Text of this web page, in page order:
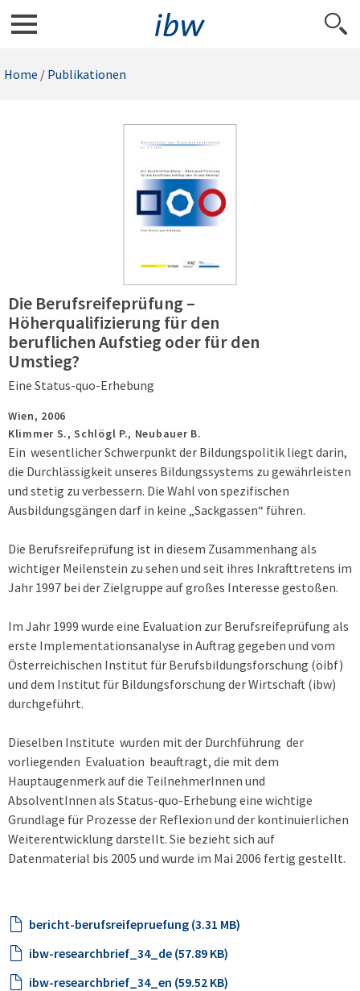
Home / Publikationen
Die Berufsreifeprüfung –
Höherqualifizierung für den
beruflichen Aufstieg oder für den
Umstieg?
Eine Status-quo-Erhebung
Wien, 2006
Klimmer S., Schlögl P., Neubauer B.
Ein wesentlicher Schwerpunkt der Bildungspolitik liegt darin,
die Durchlässigkeit unseres Bildungssystems zu gewährleisten
und stetig zu verbessern. Die Wahl von spezifischen
Ausbildungsgängen darf in keine „Sackgassen“ führen.
Die Berufsreifeprüfung ist in diesem Zusammenhang als
wichtiger Meilenstein zu sehen und seit ihres Inkrafttretens im
Jahr 1997 bei der Zielgruppe auf großes Interesse gestoßen.
Im Jahr 1999 wurde eine Evaluation zur Berufsreifeprüfung als
erste Implementationsanalyse in Auftrag gegeben und vom
Österreichischen Institut für Berufsbildungsforschung (öibf)
und dem Institut für Bildungsforschung der Wirtschaft (ibw)
durchgeführt.
Dieselben Institute wurden mit der Durchführung der
vorliegenden Evaluation beauftragt, die mit dem
Hauptaugenmerk auf die TeilnehmerInnen und
AbsolventInnen als Status-quo-Erhebung eine wichtige
Grundlage für Prozesse der Reflexion und der kontinuierlichen
Weiterentwicklung darstellt. Sie bezieht sich auf
Datenmaterial bis 2005 und wurde im Mai 2006 fertig gestellt.
bericht-berufsreifepruefung (3.31 MB)
ibw-researchbrief_34_de (57.89 KB)
ibw-researchbrief_34_en (59.52 KB)